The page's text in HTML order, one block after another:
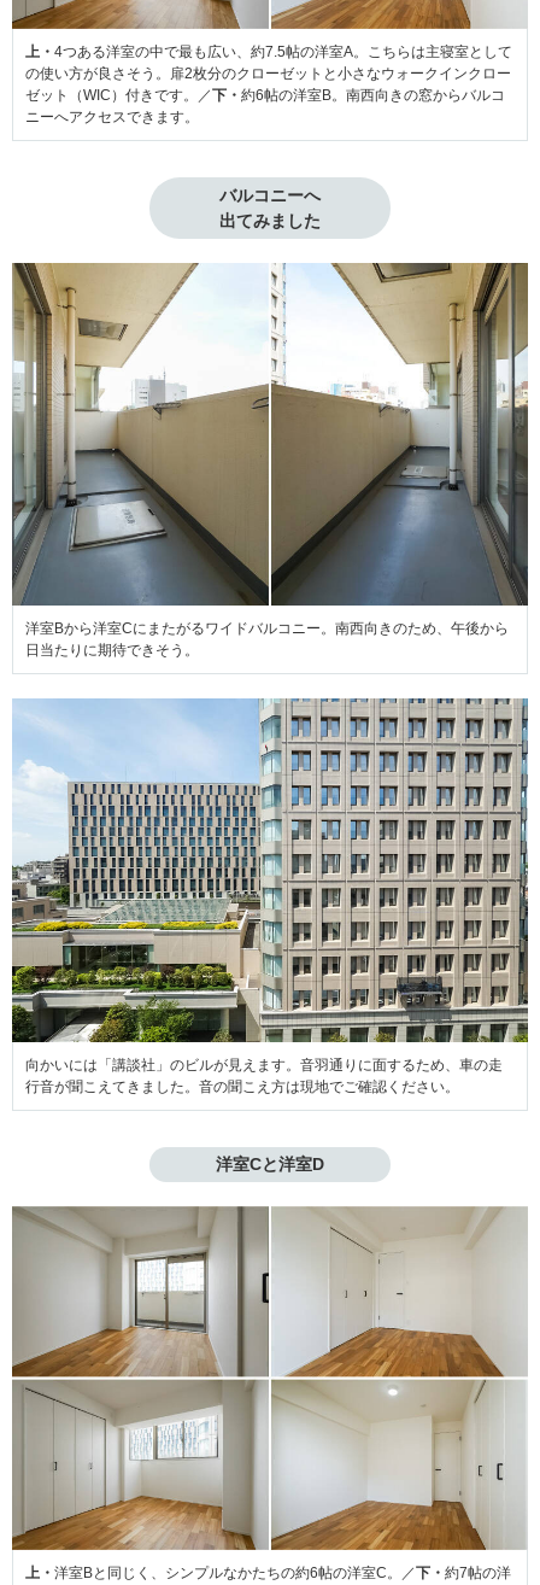
上・ 4つある洋室の中で最も広い、約7.5帖の洋室A。こちらは主寝室として
の使い方が良さそう。扉2枚分のクローゼットと小さなウォークインクロー
ゼット（WIC）付きです。／下・ 約6帖の洋室B。南西向きの窓からバルコ
ニーへアクセスできます。
バルコニーへ
出てみました
洋室Bから洋室Cにまたがるワイドバルコニー。南西向きのため、午後から
日当たりに期待できそう。
向かいには「講談社」のビルが見えます。音羽通りに面するため、車の走
行音が聞こえてきました。音の聞こえ方は現地でご確認ください。
洋室Cと洋室D
上・ 洋室Bと同じく、シンプルなかたちの約6帖の洋室C。／下・ 約7帖の洋